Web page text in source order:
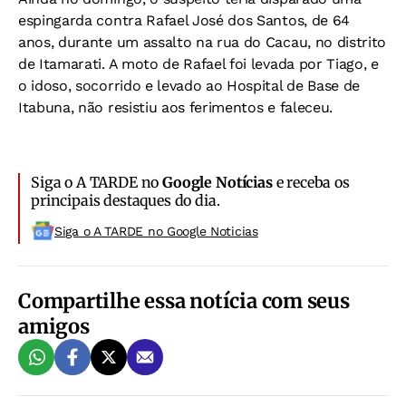
espingarda contra Rafael José dos Santos, de 64
anos, durante um assalto na rua do Cacau, no distrito
de Itamarati. A moto de Rafael foi levada por Tiago, e
o idoso, socorrido e levado ao Hospital de Base de
Itabuna, não resistiu aos ferimentos e faleceu.
Siga o A TARDE noGoogle Notíciase receba os
principais destaques do dia.
Siga o A TARDE no Google Noticias
Compartilhe essa notícia com seus
amigos